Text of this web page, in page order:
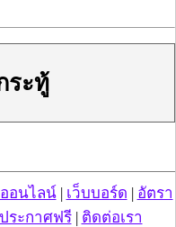
แส อู๋ อยู่แถวช้างเผือก
วิชาโหราศาสตร์จีนและ
น+เดือน+ปีเกิด ที่
ระทู้
อนไลน์| เว็บบอร์ด | อัตรา
ระกาศฟรี| ติดต่อเรา